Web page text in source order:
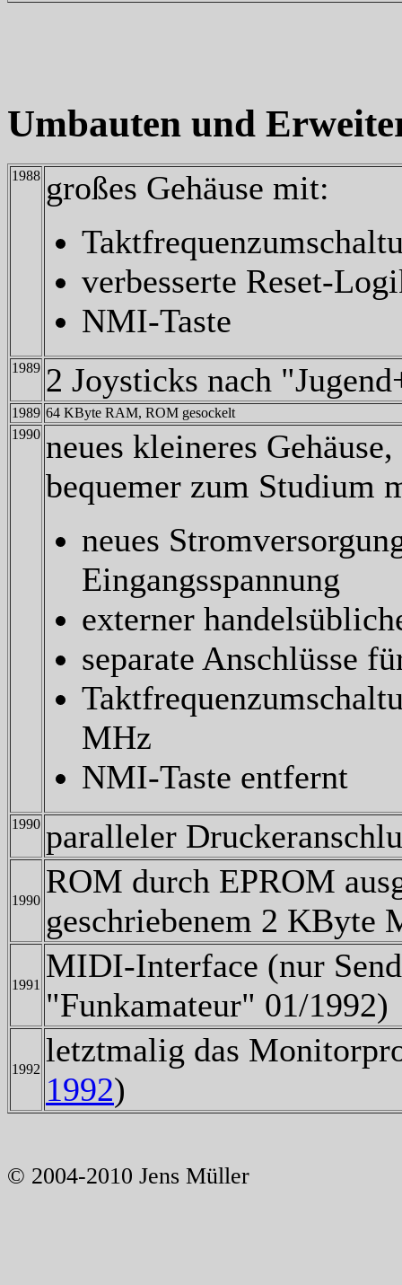
Umbauten und
1988 großes Gehäuse mit:
verbesserte Reset-
NMI-Taste
1989 2 Joysticks nach
1989 64 KByte RAM, ROM gesockelt
1990 neues kleineres
bequemer zum Studium
neues
Eingangsspannung
externer
separate Anschlüsse
MHz
NMI-Taste entfernt
1990 paralleler
1990
ROM durch EPROM
geschriebenem 2 KByte
1991
MIDI-Interface (nur
"Funkamateur" 01/1992)
1992
letztmalig das
1992)
© 2004-2010 Jens Müller